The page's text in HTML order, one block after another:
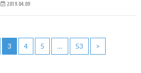
2019.04.09
3 4 5 … 53 >